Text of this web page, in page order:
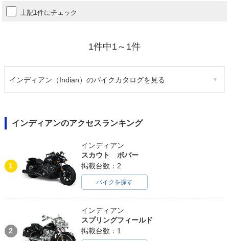
上記1件にチェック
1件中1～1件
インディアン（Indian）のバイクカタログを見る
インディアンのアクセスランキング
1
インディアン
スカウト ボバー
掲載台数：2
バイクを探す
2
インディアン
スプリングフィールド
掲載台数：1